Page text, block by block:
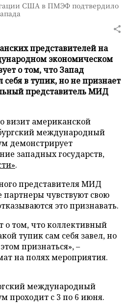
США в ПМЭФ подтвердило
представителей на
экономическом
о том, что Запад
себя в тупик, но не признает
представитель МИД
визит американской
международный
демонстрирует
западных государств,
.
представителя МИД
партнеры чувствуют свою
это признавать.
о том, что коллективный
тупик сам себя завел, но
признаться», –
на полях мероприятия.
международный
проходит с 3 по 6 июня.